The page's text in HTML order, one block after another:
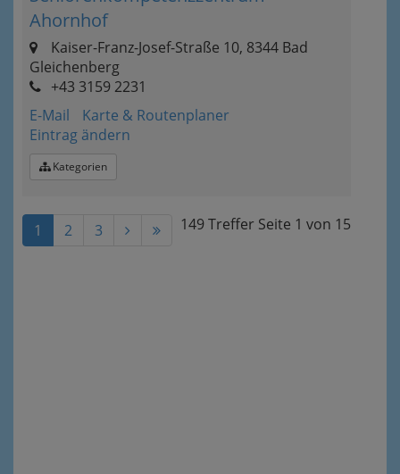
Ahornhof
Kaiser-Franz-Josef-Straße 10, 8344 Bad
Gleichenberg
+43 3159 2231
E-Mail
Karte & Routenplaner
Eintrag ändern
Kategorien
149 Treffer Seite 1 von 15
1 2 3